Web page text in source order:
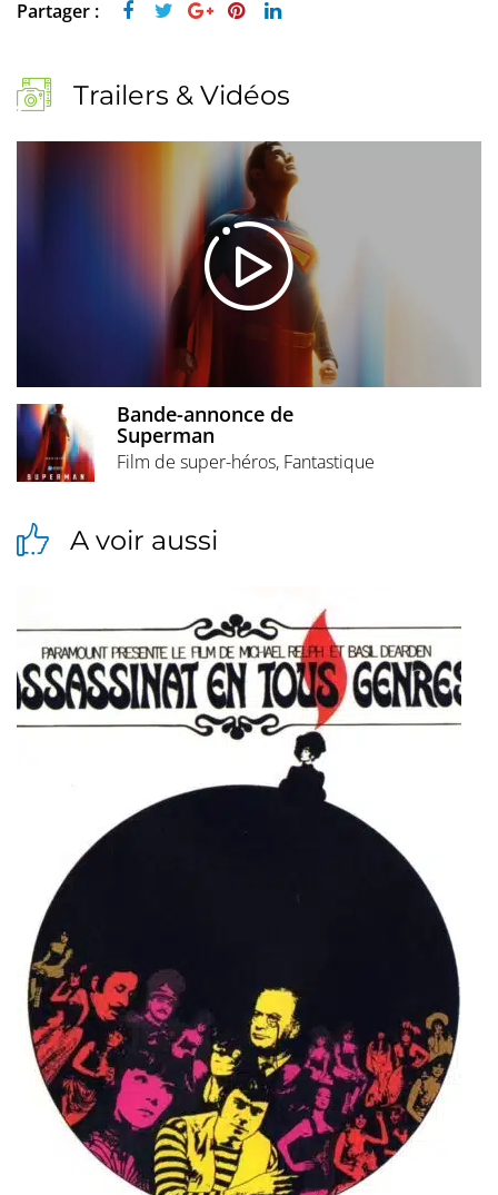
Partager :
Trailers & Vidéos
Bande-annonce de
Superman
Film de super-héros, Fantastique
A voir aussi